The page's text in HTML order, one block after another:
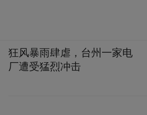
狂风暴雨肆虐，台州一家电
厂遭受猛烈冲击